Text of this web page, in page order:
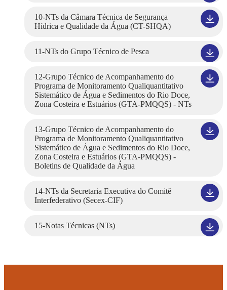
10-NTs da Câmara Técnica de Segurança
Hídrica e Qualidade da Água (CT-SHQA)
11-NTs do Grupo Técnico de Pesca
12-Grupo Técnico de Acompanhamento do
Programa de Monitoramento Qualiquantitativo
Sistemático de Água e Sedimentos do Rio Doce,
Zona Costeira e Estuários (GTA-PMQQS) - NTs
13-Grupo Técnico de Acompanhamento do
Programa de Monitoramento Qualiquantitativo
Sistemático de Água e Sedimentos do Rio Doce,
Zona Costeira e Estuários (GTA-PMQQS) -
Boletins de Qualidade da Água
14-NTs da Secretaria Executiva do Comitê
Interfederativo (Secex-CIF)
15-Notas Técnicas (NTs)